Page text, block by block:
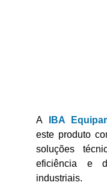
A IBA
este produto
soluções
eficiência e
industriais.